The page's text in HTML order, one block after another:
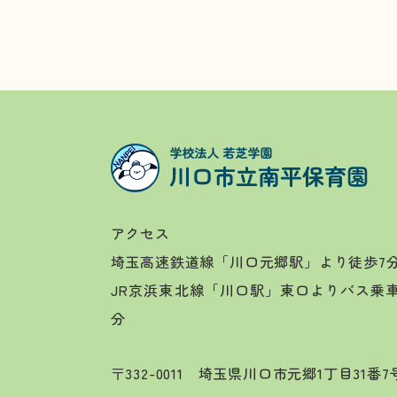
アクセス
埼玉高速鉄道線「川口元郷駅」より徒歩7分
JR京浜東北線「川口駅」東口よりバス乗
分
〒332-0011 埼玉県川口市元郷1丁目31番